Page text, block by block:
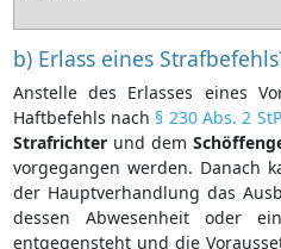
b) Erlass eines
Anstelle des Erlasses eines
Haftbefehls nach § 230 Abs. 2
Strafrichterund dem
vorgegangen werden. Danach
der Hauptverhandlung das
dessen Abwesenheit oder
entgegensteht und die